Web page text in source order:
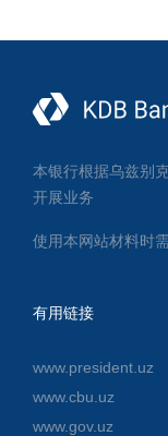
本银行根据乌兹别
开展业务
使用本网站材料时
有用链接
www.president.uz
www.cbu.uz
www.gov.uz